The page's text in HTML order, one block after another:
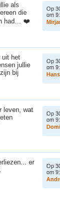
als
die
had… ❤️
Op
om
Mirja
uit het
jullie
bij
Op
om
Hans
leven, wat
Op
om
Domi
er
Op
om
Andr